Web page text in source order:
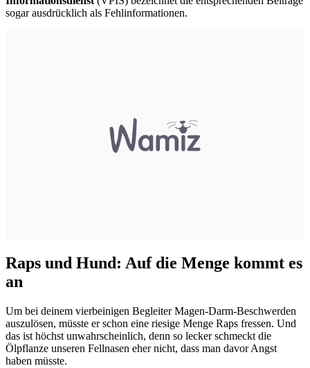
sogar ausdrücklich als Fehlinformationen.
Raps und Hund: Auf die Menge kommt es
an
Um bei deinem vierbeinigen Begleiter Magen-Darm-Beschwerden
auszulösen, müsste er schon eine riesige Menge Raps fressen. Und
das ist höchst unwahrscheinlich, denn so lecker schmeckt die
Ölpflanze unseren Fellnasen eher nicht, dass man davor Angst
haben müsste.